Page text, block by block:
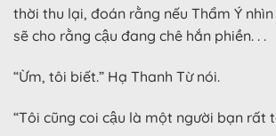
thời thu lại, đoán rằng nếu Thẩm Ý
sẽ cho rằng cậu đang chê hắn phiền. . .
“Ừm, tôi biết.” Hạ Thanh Từ nói.
“Tôi cũng coi cậu là một người bạn rất